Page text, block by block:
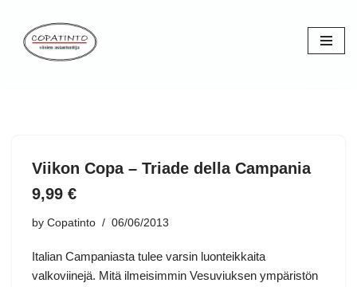
Skip
Viikon Copa – Triade della Campania
9,99 €
by Copatinto 06/06/2013
Italian Campaniasta tulee varsin luonteikkaita
valkoviinejä. Mitä ilmeisimmin Vesuviuksen ympäristön